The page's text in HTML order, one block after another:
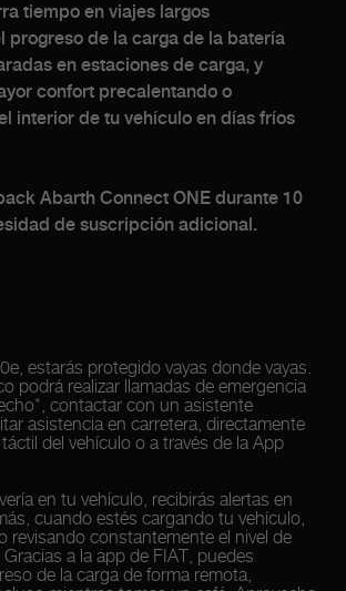
tiempo en viajes largos
progreso de la carga de la batería
en estaciones de carga, y
confort precalentando o
interior de tu vehículo en días fríos
Abarth Connect ONE durante 10
de suscripción adicional.
estarás protegido vayas donde vayas.
podrá realizar llamadas de emergencia
contactar con un asistente
asistencia en carretera, directamente
del vehículo o a través de la App
en tu vehículo, recibirás alertas en
cuando estés cargando tu vehículo,
revisando constantemente el nivel de
a la app de FIAT, puedes
de la carga de forma remota,